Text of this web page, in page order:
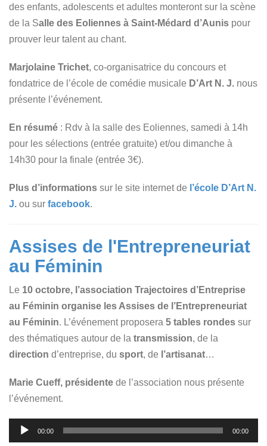
des enfants, adolescents et adultes monteront sur la scène
de la Salle des Eoliennes à Saint-Médard d’Aunis pour
prouver leur talent au chant.
Marjolaine Trichet, co-organisatrice du concours et
fondatrice de l’école de comédie musicale D’Art N. J. nous
présente l’événement.
En résumé : Rdv à la salle des Eoliennes, samedi à 14h
pour les sélections (entrée gratuite) et/ou dimanche à
14h30 pour la finale (entrée 3€).
Plus d’informations sur le site internet de l’école D’Art N.
J. ou sur facebook.
Assises de l'Entrepreneuriat
au Féminin
Le 10 octobre, l’association Trajectoires d’Entreprise
au Féminin organise les Assises de l’Entrepreneuriat
au Féminin. L’événement proposera 5 tables rondes sur
des thématiques autour de la transmission, de la
direction d’entreprise, du sport, de l’artisanat…
Marie Cueff, présidente de l’association nous présente
l’événement.
Lecteur
audio
00:00 00:00